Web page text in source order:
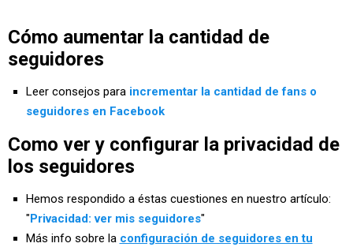
Cómo aumentar la cantidad de
seguidores
Leer consejos para incrementar la cantidad de fans o
seguidores en Facebook
Como ver y configurar la privacidad de
los seguidores
Hemos respondido a éstas cuestiones en nuestro artículo:
"Privacidad: ver mis seguidores"
Más info sobre la configuración de seguidores en tu